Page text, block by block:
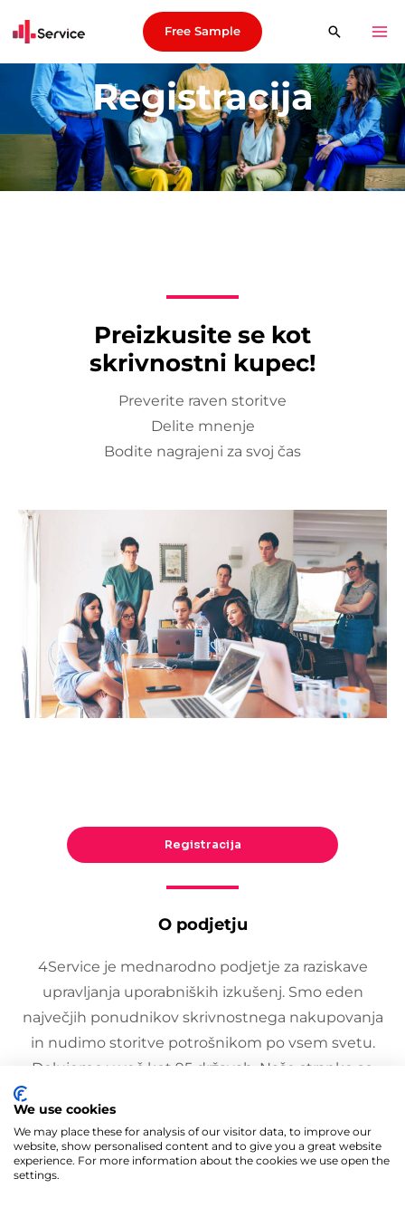
Free Sample
Registracija
Preizkusite se kot
skrivnostni kupec!
Preverite raven storitve
Delite mnenje
Bodite nagrajeni za svoj čas
Registracija
O podjetju
4Service je mednarodno podjetje za raziskave
upravljanja uporabniških izkušenj. Smo eden
največjih ponudnikov skrivnostnega nakupovanja
in nudimo storitve potrošnikom po vsem svetu.
Delujemo v več kot 95 državah. Naše stranke so
servisi, avtomobilski servisi, finančne ustanove itd.
We use cookies
We may place these for analysis of our visitor data, to improve our
website, show personalised content and to give you a great website
experience. For more information about the cookies we use open the
settings.